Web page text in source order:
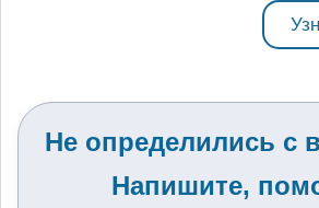
Не определились с
Напишите,